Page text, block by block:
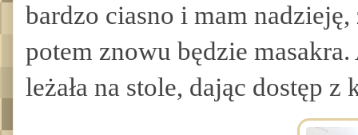
bardzo ciasno i mam
potem znowu będzie
leżała na stole, dając dostęp z